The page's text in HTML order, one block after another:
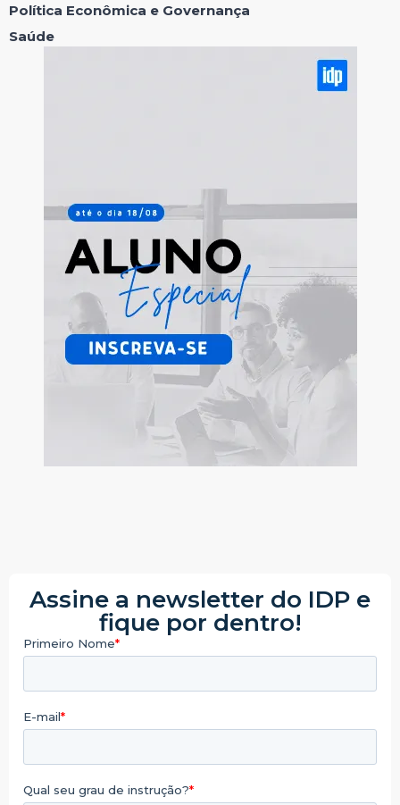
Política Econômica e Governança
Saúde
Assine a newsletter do IDP e
fique por dentro!